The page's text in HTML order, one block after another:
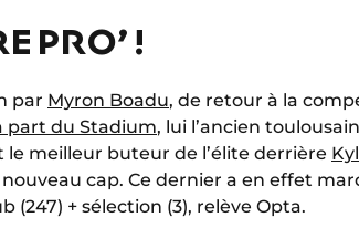
PRO’ !
par Myron Boadu, de retour à la
part du Stadium, lui l’ancien
le meilleur buteur de l’élite derrière
cap. Ce dernier a en effet
(247) + sélection (3), relève Opta.